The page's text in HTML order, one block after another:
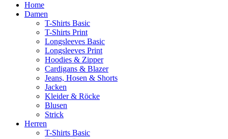
Home
Damen
T-Shirts Basic
T-Shirts Print
Longsleeves Basic
Longsleeves Print
Hoodies & Zipper
Cardigans & Blazer
Jeans, Hosen & Shorts
Jacken
Kleider & Röcke
Blusen
Strick
Herren
T-Shirts Basic